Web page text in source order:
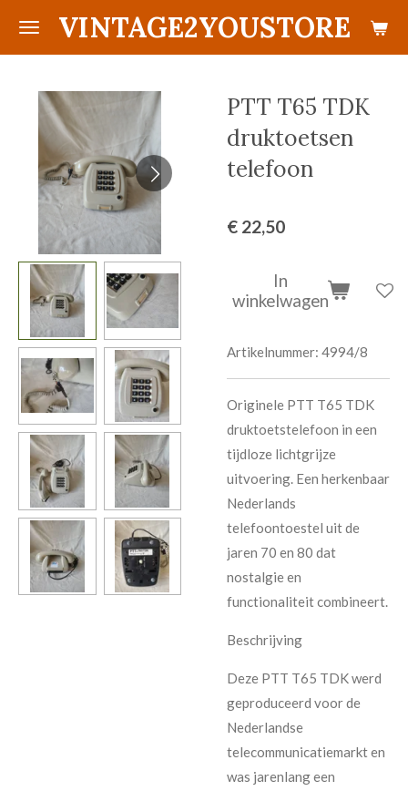
Ga
hoofdinhoud
VINTAGE2YOUSTORE
PTT T65 TDK
druktoetsen
telefoon
€ 22,50
In
winkelwagen
Artikelnummer: 4994/8
Originele PTT T65 TDK
druktoetstelefoon in een
tijdloze lichtgrijze
uitvoering. Een herkenbaar
Nederlands
telefoontoestel uit de
jaren 70 en 80 dat
nostalgie en
functionaliteit combineert.
Beschrijving
Deze PTT T65 TDK werd
geproduceerd voor de
Nederlandse
telecommunicatiemarkt en
was jarenlang een